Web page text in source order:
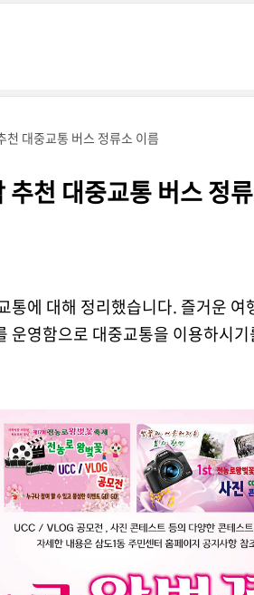
천 대중교통 버스 정류소 이름
천 대중교통 버스 정
통에 대해 정리했습니다. 즐거운 여
운영함으로 대중교통을 이용하시